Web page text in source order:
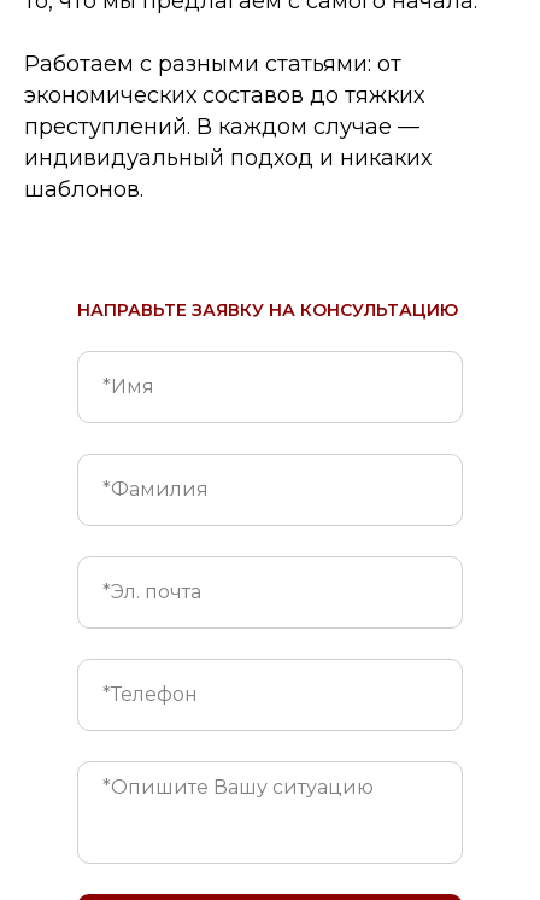
Работаем с разными статьями: от
экономических составов до тяжких
преступлений. В каждом случае —
индивидуальный подход и никаких
шаблонов.
НАПРАВЬТЕ ЗАЯВКУ НА КОНСУЛЬТАЦИЮ